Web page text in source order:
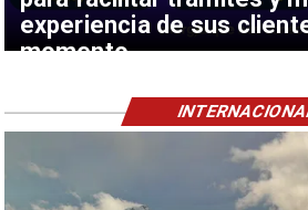
experiencia de sus
momento